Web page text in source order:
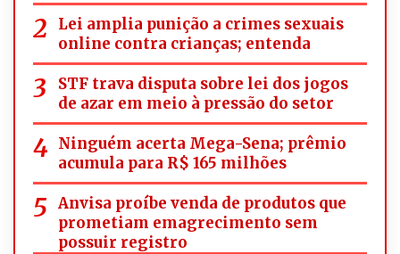
Lei amplia punição a crimes sexuais
online contra crianças; entenda
STF trava disputa sobre lei dos jogos
de azar em meio à pressão do setor
Ninguém acerta Mega-Sena; prêmio
acumula para R$ 165 milhões
Anvisa proíbe venda de produtos que
prometiam emagrecimento sem
possuir registro